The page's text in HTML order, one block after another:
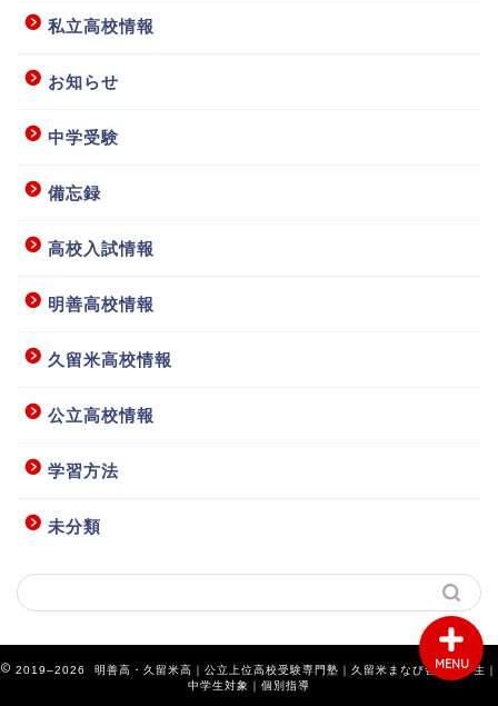
私立高校情報
お知らせ
中学受験
備忘録
高校入試情報
明善高校情報
久留米高校情報
公立高校情報
学習方法
未分類
2019–2026 明善高・久留米高｜公立上位高校受験専門塾｜久留米まなび舎｜小学生｜
中学生対象｜個別指導
MENU